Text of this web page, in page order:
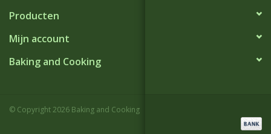
Producten
Mijn account
Baking and Cooking
© Copyright 2026 Baking and Cooking